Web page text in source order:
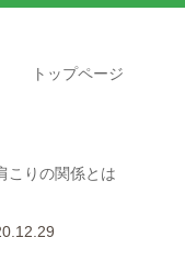
トップページ
こりの関係とは